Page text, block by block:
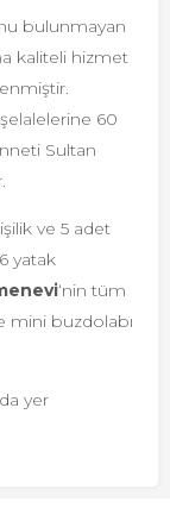
bulunmayan
kaliteli hizmet
şelalelerine 60
Sultan
ve 5 adet
yatak
‘nin tüm
mini buzdolabı
yer